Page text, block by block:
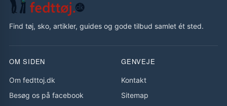
Find tøj, sko, artikler, guides og gode tilbud samlet ét sted.
OM SIDEN
Om fedttoj.dk
Besøg os på facebook
GENVEJE
Kontakt
Sitemap